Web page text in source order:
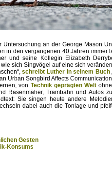
Untersuchung an der George Mason
in den vergangenen 40 Jahren immer
und seine Kollegin Elizabeth
sich Singvögel auf eine sich
schreibt Luther in seinem Buch
Urban Songbird Affects
von Technik geprägten Welt
Rasenmäher, Trambahn und Autos
Sie singen heute andere
dabei auch die Tonlage und
Gesten
Konsums